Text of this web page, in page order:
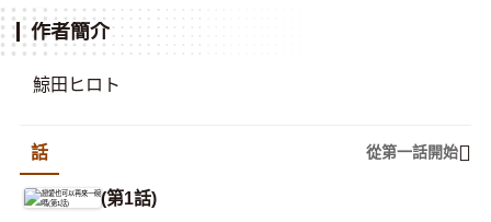
作者簡介
鯨田ヒロト
話 從第一話開始
(第1話)